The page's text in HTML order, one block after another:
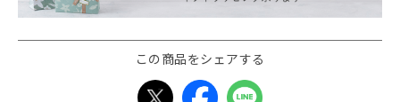
この商品をシェアする